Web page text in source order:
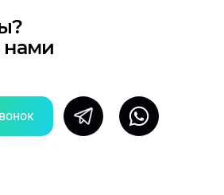
нами